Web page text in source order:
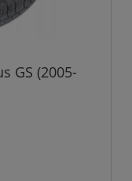
GS (2005-